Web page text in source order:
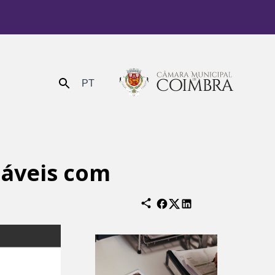
Enviar PT
com